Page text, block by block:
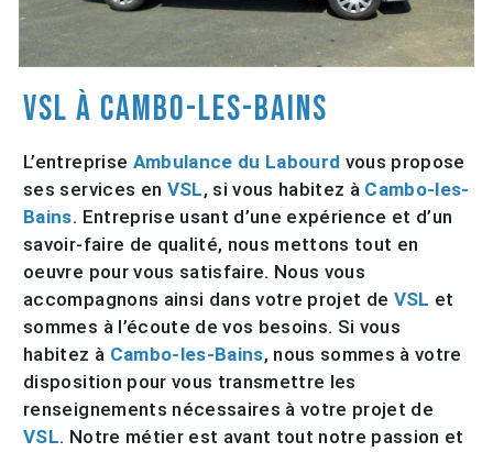
VSL à Cambo-les-Bains
L’entreprise Ambulance du Labourd vous propose
ses services en VSL, si vous habitez à Cambo-les-
Bains. Entreprise usant d’une expérience et d’un
savoir-faire de qualité, nous mettons tout en
oeuvre pour vous satisfaire. Nous vous
accompagnons ainsi dans votre projet de VSL et
sommes à l’écoute de vos besoins. Si vous
habitez à Cambo-les-Bains, nous sommes à votre
disposition pour vous transmettre les
renseignements nécessaires à votre projet de
VSL. Notre métier est avant tout notre passion et